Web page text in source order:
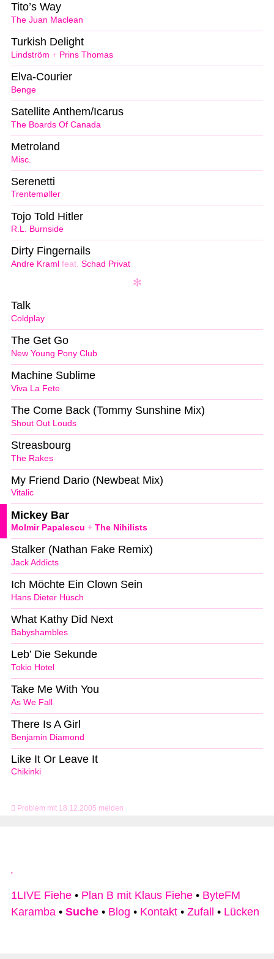
Problem mit 18.12.2005 melden
The Juan Maclean
Tito’s Way
Lindström + Prins Thomas
Turkish Delight
Benge
Elva-Courier
The Boards Of Canada
Satellite Anthem/Icarus
Misc.
Metroland
Trentemøller
Serenetti
R.L. Burnside
Tojo Told Hitler
Andre Kraml feat. Schad Privat
Dirty Fingernails
Coldplay
Talk
New Young Pony Club
The Get Go
Viva La Fete
Machine Sublime
Shout Out Louds
The Come Back (Tommy Sunshine Mix)
The Rakes
Streasbourg
Vitalic
My Friend Dario (Newbeat Mix)
Molmir Papalescu + The Nihilists
Mickey Bar
Jack Addicts
Stalker (Nathan Fake Remix)
Hans Dieter Hüsch
Ich Möchte Ein Clown Sein
Babyshambles
What Kathy Did Next
Tokio Hotel
Leb’ Die Sekunde
As We Fall
Take Me With You
Benjamin Diamond
There Is A Girl
Chikinki
Like It Or Leave It
1LIVE Fiehe • Plan B mit Klaus Fiehe • ByteFM
Karamba • Suche • Blog • Kontakt • Zufall • Lücken